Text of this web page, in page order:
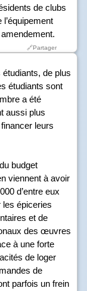
de clubs
🔗Partager
de plus
étudiants sont
a été
aussi plus
leurs
budget
viennent à avoir
d’entre eux
les épiceries
et de
des œuvres
à une forte
de loger
de
parfois un frein